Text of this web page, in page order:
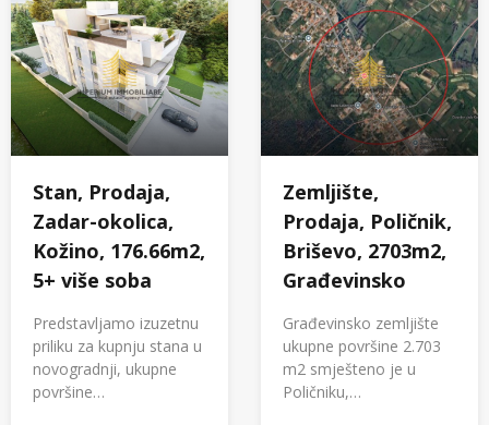
Stan, Prodaja,
Zadar-okolica,
Kožino, 176.66m2,
5+ više soba
Predstavljamo izuzetnu
priliku za kupnju stana u
novogradnji, ukupne
površine…
Zemljište,
Prodaja, Poličnik,
Briševo, 2703m2,
Građevinsko
Građevinsko zemljište
ukupne površine 2.703
m2 smješteno je u
Poličniku,…